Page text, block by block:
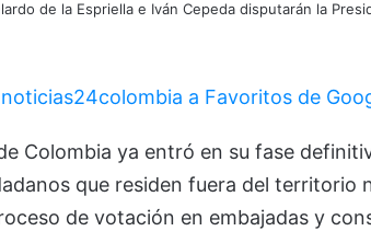
a Favoritos de
Colombia ya entró en su fase
que residen fuera del territorio
de votación en embajadas y